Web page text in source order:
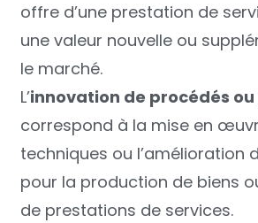
offre d’une prestation de
une valeur nouvelle ou
le marché.
L’innovation de procédés ou
correspond à la mise en
techniques ou l’amélioration
pour la production de biens
de prestations de services.